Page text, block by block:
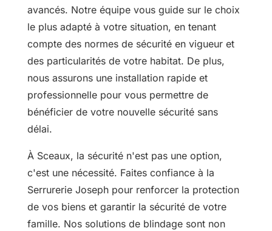
avancés. Notre équipe vous guide sur le choix
le plus adapté à votre situation, en tenant
compte des normes de sécurité en vigueur et
des particularités de votre habitat. De plus,
nous assurons une installation rapide et
professionnelle pour vous permettre de
bénéficier de votre nouvelle sécurité sans
délai.
À Sceaux, la sécurité n'est pas une option,
c'est une nécessité. Faites confiance à la
Serrurerie Joseph pour renforcer la protection
de vos biens et garantir la sécurité de votre
famille. Nos solutions de blindage sont non